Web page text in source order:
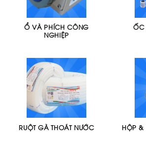
Ổ VÀ PHÍCH CÔNG
NGHIỆP
ỐC
RUỘT GÀ THOÁT NƯỚC
HỘP &